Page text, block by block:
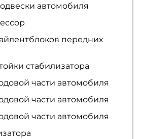
автомобиля
передних
стабилизатора
части автомобиля
части автомобиля
части автомобиля